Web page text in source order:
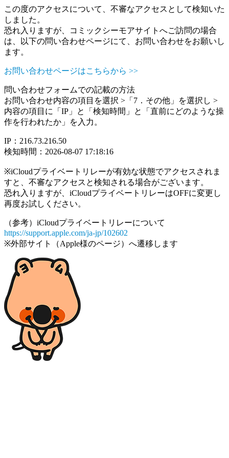
この度のアクセスについて、不審なアクセスとして検知いた
しました。
恐れ入りますが、コミックシーモアサイトへご訪問の場合
は、以下の問い合わせページにて、お問い合わせをお願いし
ます。
お問い合わせページはこちらから >>
問い合わせフォームでの記載の方法
お問い合わせ内容の項目を選択 >「7．その他」を選択し >
内容の項目に「IP」と「検知時間」と「直前にどのような操
作を行われたか」を入力。
IP：216.73.216.50
検知時間：2026-08-07 17:18:16
※iCloudプライベートリレーが有効な状態でアクセスされま
すと、不審なアクセスと検知される場合がございます。
恐れ入りますが、iCloudプライベートリレーはOFFに変更し
再度お試しください。
（参考）iCloudプライベートリレーについて
https://support.apple.com/ja-jp/102602
※外部サイト（Apple様のページ）へ遷移します